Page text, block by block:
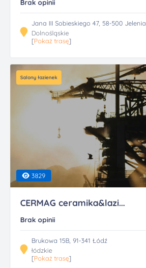
Brak opinii
Jana III Sobieskiego 47, 58-500 Jelenia
Dolnośląskie
[Pokaż trasę]
Salony łazienek
3829
CERMAG ceramika&lazi...
Brak opinii
Brukowa 15B, 91-341 Łódź
łódzkie
[Pokaż trasę]